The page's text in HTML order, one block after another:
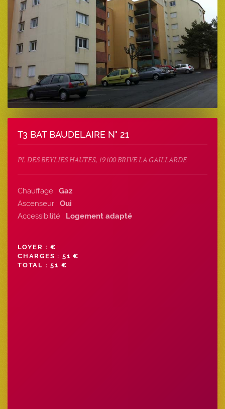
T3 BAT BAUDELAIRE N° 21
PL DES BEYLIES HAUTES, 19100 BRIVE LA GAILLARDE
Chauffage : Gaz
Ascenseur : Oui
Accessibilité : Logement adapté
LOYER : €
CHARGES : 51 €
TOTAL : 51 €